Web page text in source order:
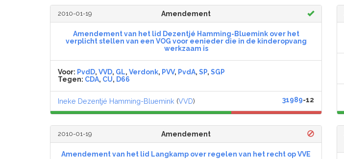
2010-01-19 Amendement
Amendement van het lid Dezentjé Hamming-Bluemink over het
verplicht stellen van een VOG voor eenieder die in de kinderopvang
werkzaam is
Voor: PvdD, VVD, GL, Verdonk, PVV, PvdA, SP, SGP
Tegen: CDA, CU, D66
Ineke Dezentjé Hamming-Bluemink (VVD) 31989-12
2010-01-19 Amendement
Amendement van het lid Langkamp over regelen van het recht op VVE